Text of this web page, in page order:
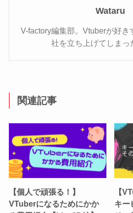
Wataru
V-factory編集部。Vtuberが好き
社を立ち上げてしまっ
関連記事
【個人で頑張る！】
VTuberになるためにかか
【
キー